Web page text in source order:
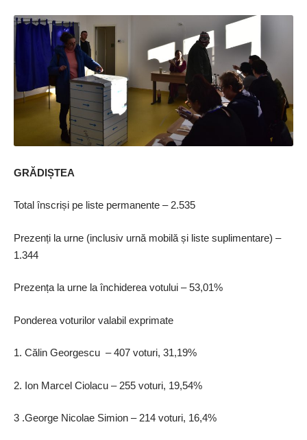
GRĂDIȘTEA
Total înscriși pe liste permanente – 2.535
Prezenți la urne (inclusiv urnă mobilă și liste suplimentare) –
1.344
Prezența la urne la închiderea votului – 53,01%
Ponderea voturilor valabil exprimate
1. Călin Georgescu – 407 voturi, 31,19%
2. Ion Marcel Ciolacu – 255 voturi, 19,54%
3 .George Nicolae Simion – 214 voturi, 16,4%